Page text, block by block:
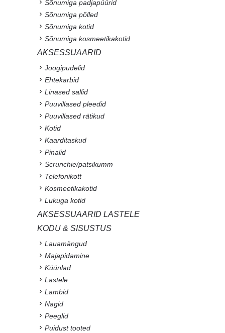
Sõnumiga padjapüürid
Sõnumiga põlled
Sõnumiga kotid
Sõnumiga kosmeetikakotid
AKSESSUAARID
Joogipudelid
Ehtekarbid
Linased sallid
Puuvillased pleedid
Puuvillased rätikud
Kotid
Kaarditaskud
Pinalid
Scrunchie/patsikumm
Telefonikott
Kosmeetikakotid
Lukuga kotid
AKSESSUAARID LASTELE
KODU & SISUSTUS
Lauamängud
Majapidamine
Küünlad
Lastele
Lambid
Nagid
Peeglid
Puidust tooted